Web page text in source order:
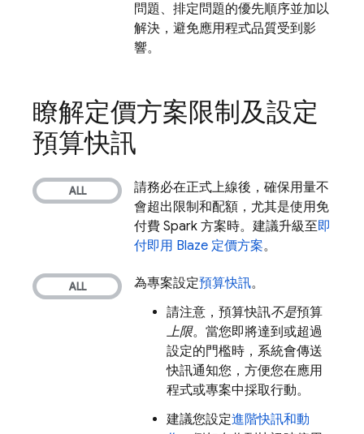
問題、排定問題的優先順序並加以
解決，避免應用程式品質受到影
響。
瞭解定價方案限制及設定
預算快訊
請務必在正式上線後，確保用量不
會超出限制和配額，尤其是使用免
付費 Spark 方案時。建議升級至即
付即用 Blaze 定價方案。
為專案設定預算快訊。
請注意，預算快訊不是預算
上限。當您即將達到或超過
設定的門檻時，系統會傳送
快訊通知您，方便您在應用
程式或專案中採取行動。
建議您設定進階快訊和動